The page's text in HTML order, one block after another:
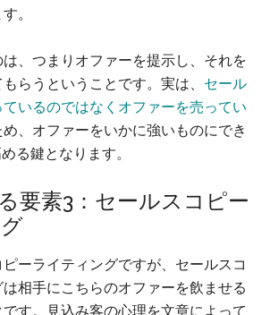
。
、つまりオファーを提示し、それを
らうということです。実は、 セール
いるのではなくオファーを売ってい
、オファーをいかに強いものにでき
る鍵となります。
要素3：セールスコピー
ーライティングですが、セールスコ
相手にこちらのオファーを飲ませる
す。見込み客の心理を文章によって